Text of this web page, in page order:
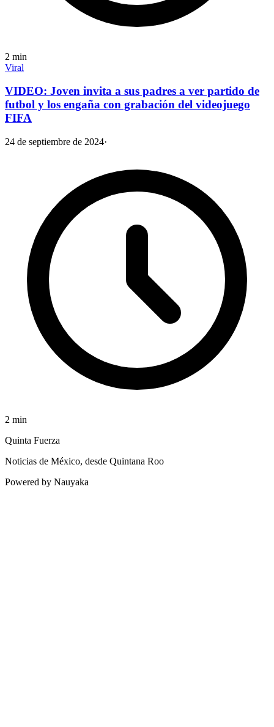
2 min
Viral
VIDEO: Joven invita a sus padres a ver partido de
futbol y los engaña con grabación del videojuego
FIFA
24 de septiembre de 2024·
2 min
Quinta Fuerza
Noticias de México, desde Quintana Roo
Powered by Nauyaka